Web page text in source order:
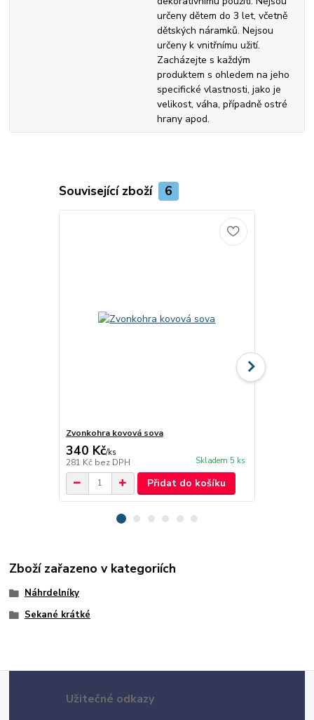
určeny dětem do 3 let, včetně
dětských náramků. Nejsou
určeny k vnitřnímu užití.
Zacházejte s každým
produktem s ohledem na jeho
specifické vlastnosti, jako je
velikost, váha, případně ostré
hrany apod.
Související zboží 6
Zvonkohra kovová sova
340 Kč/ks
281 Kč bez DPH Skladem 5 ks
Přidat do košíku
Zboží zařazeno v kategoriích
Náhrdelníky
Sekané krátké
Užitečné odkazy